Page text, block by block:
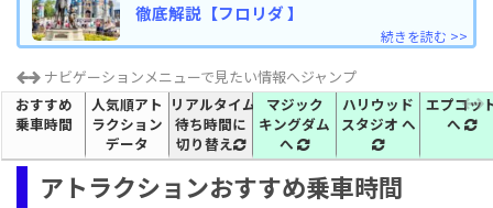
徹底解説【フロリダ 】
続きを読む >>
ナビゲーションメニューで見たい情報へジャンプ
おすすめ
乗車時間
人気順アト
ラクション
データ
リアルタイム
待ち時間に
切り替え
マジック
キングダム
へ
ハリウッド
スタジオ へ
エプコッ
へ
アトラクションおすすめ乗車時間